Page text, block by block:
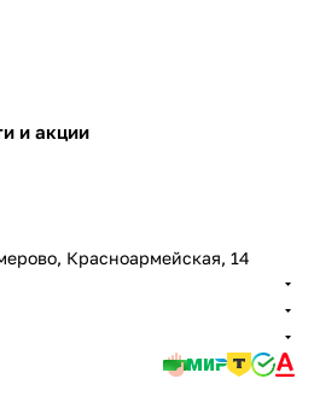
и акции
Красноармейская, 14